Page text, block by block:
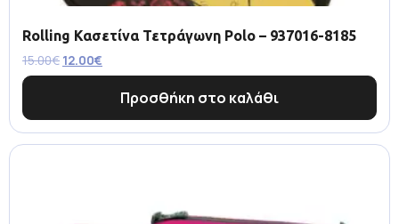
Rolling Κασετίνα Τετράγωνη Polo – 937016-8185
15.00€ 12.00€
Προσθήκη στο καλάθι